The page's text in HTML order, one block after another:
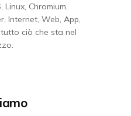
Chromium,
Internet, Web, App,
ciò che sta nel